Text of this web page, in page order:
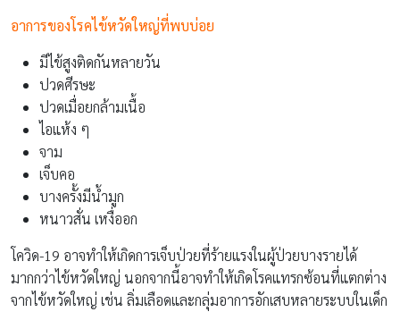
อาการของโรคไข้หวัดใหญ่ที่พบบ่อย
มีไข้สูงติดกันหลายวัน
ปวดศีรษะ
ปวดเมื่อยกล้ามเนื้อ
ไอแห้ง ๆ
จาม
เจ็บคอ
บางครั้งมีน้ำมูก
หนาวสั่น เหงื่ออก
โควิด-19 อาจทำให้เกิดการเจ็บป่วยที่ร้ายแรงในผู้ป่วยบางรายได้
มากกว่าไข้หวัดใหญ่ นอกจากนี้อาจทำให้เกิดโรคแทรกซ้อนที่แตกต่าง
จากไข้หวัดใหญ่ เช่น ลิ่มเลือดและกลุ่มอาการอักเสบหลายระบบในเด็ก